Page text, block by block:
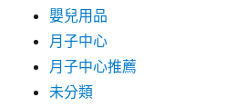
嬰兒用品
月子中心
月子中心推薦
未分類